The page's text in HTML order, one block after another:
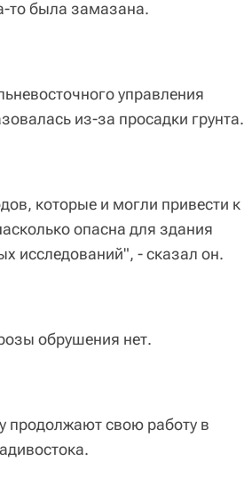
то была замазана.
управления
из-за просадки грунта.
которые и могли привести к
опасна для здания
исследований", - сказал он.
обрушения нет.
продолжают свою работу в